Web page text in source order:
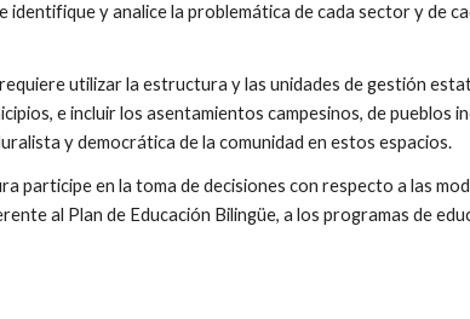
identifique y analice la problemática de cada sector y de
utilizar la estructura y las unidades de gestión
e incluir los asentamientos campesinos, de pueblos
y democrática de la comunidad en estos espacios.
participe en la toma de decisiones con respecto a las
al Plan de Educación Bilingüe, a los programas de